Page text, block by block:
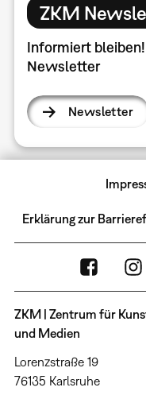
ZKM
Informiert
Newsletter
Newsletter
Erklärung zur
ZKM | Zentrum für
und Medien
Lorenzstraße 19
76135 Karlsruhe